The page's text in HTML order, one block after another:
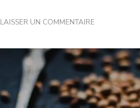
LAISSER UN COMMENTAIRESUR
PRÉPARER
UNE
DÉLICIEUSE
RECETTE
DE
PAPRIKA